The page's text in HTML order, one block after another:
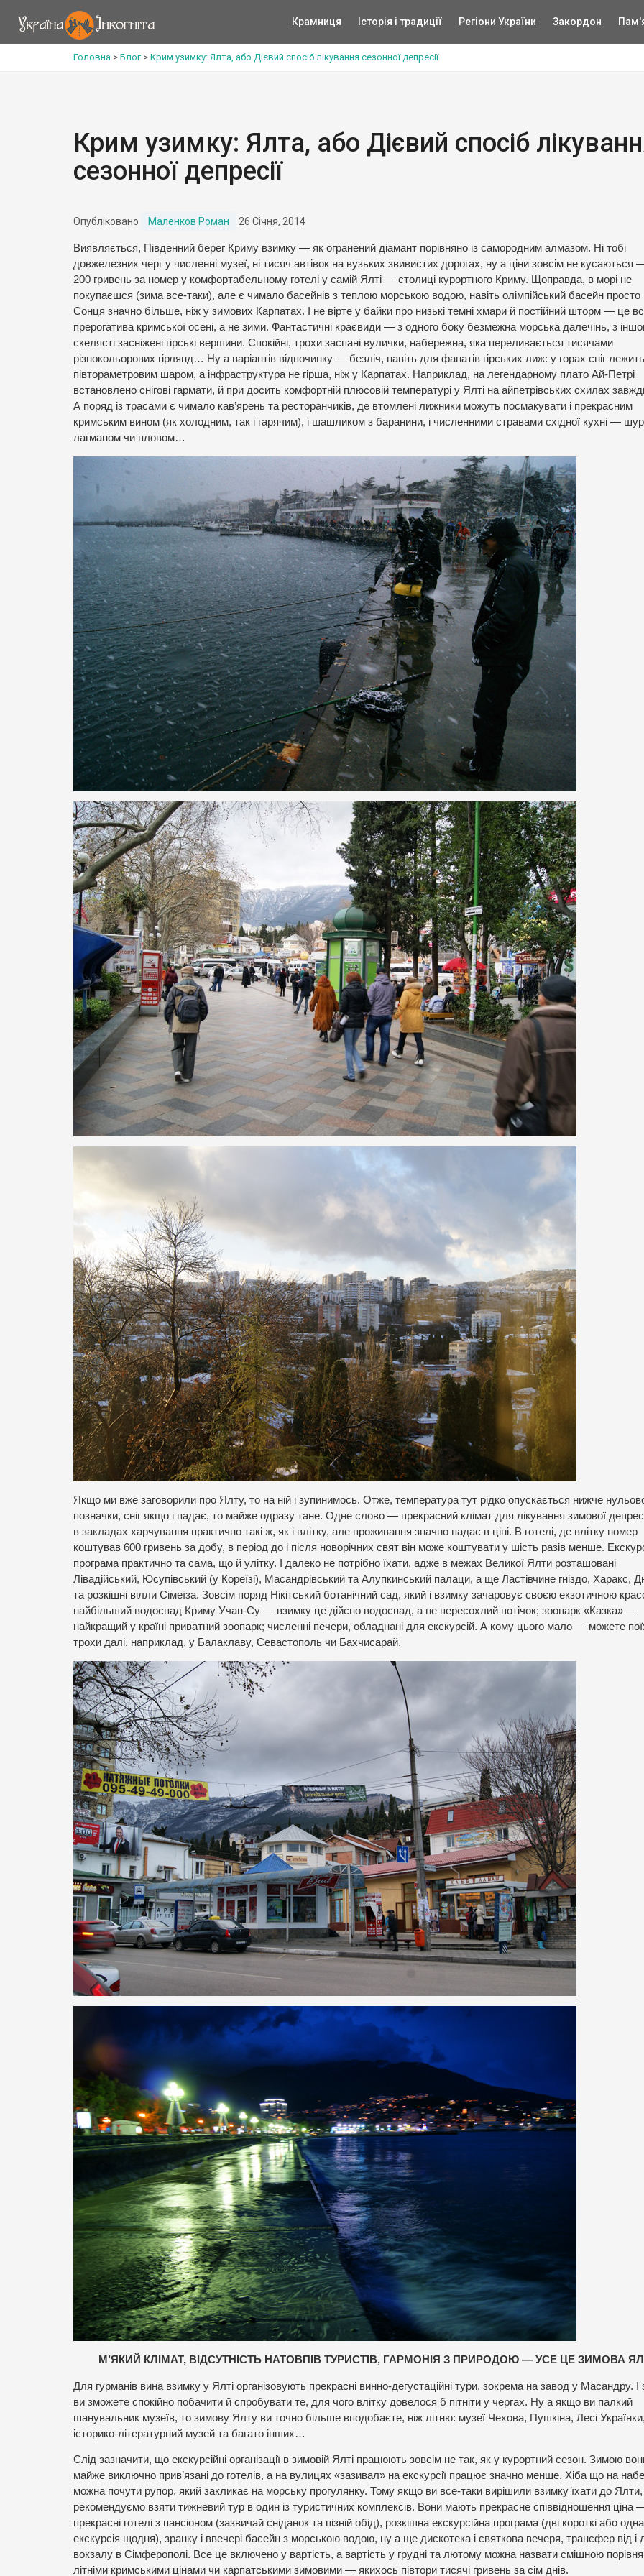
Крамниця Історія і традиції Регіони України Закордон
Головна > Блог> Крим узимку: Ялта, або Дієвий спосіб лікування сезонної депресії
Крим узимку: Ялта, або Дієвий спосіб
сезонної депресії
Опубліковано Маленков Роман 26 Січня, 2014
Виявляється, Південний берег Криму взимку — як огранений діамант порівняно із самородним алмазом. Ні тобі
довжелезних черг у численні музеї, ні тисяч автівок на вузьких звивистих дорогах, ну а ціни зовсім не кусаються
200 гривень за номер у комфортабельному готелі у самій Ялті — столиці курортного Криму. Щоправда, в морі не
покупаєшся (зима все-таки), але є чимало басейнів з теплою морською водою, навіть олімпійський басейн просто
Сонця значно більше, ніж у зимових Карпатах. І не вірте у байки про низькі темні хмари й постійний шторм — це
прерогатива кримської осені, а не зими. Фантастичні краєвиди — з одного боку безмежна морська далечінь, з
скелясті засніжені гірські вершини. Спокійні, трохи заспані вулички, набережна, яка переливається тисячами
різнокольорових гірлянд… Ну а варіантів відпочинку — безліч, навіть для фанатів гірських лиж: у горах сніг лежить
півтораметровим шаром, а інфраструктура не гірша, ніж у Карпатах. Наприклад, на легендарному плато Ай-Петрі
встановлено снігові гармати, й при досить комфортній плюсовій температурі у Ялті на айпетрівських схилах
А поряд із трасами є чимало кав’ярень та ресторанчиків, де втомлені лижники можуть посмакувати і прекрасним
кримським вином (як холодним, так і гарячим), і шашликом з баранини, і численними стравами східної кухні —
лагманом чи пловом…
Якщо ми вже заговорили про Ялту, то на ній і зупинимось. Отже, температура тут рідко опускається нижче
позначки, сніг якщо і падає, то майже одразу тане. Одне слово — прекрасний клімат для лікування зимової
в закладах харчування практично такі ж, як і влітку, але проживання значно падає в ціні. В готелі, де влітку номер
коштував 600 гривень за добу, в період до і після новорічних свят він може коштувати у шість разів менше.
програма практично та сама, що й улітку. І далеко не потрібно їхати, адже в межах Великої Ялти розташовані
Лівадійський, Юсупівський (у Кореїзі), Масандрівський та Алупкинський палаци, а ще Ластівчине гніздо, Харакс,
та розкішні вілли Сімеїза. Зовсім поряд Нікітський ботанічний сад, який і взимку зачаровує своєю екзотичною
найбільший водоспад Криму Учан-Су — взимку це дійсно водоспад, а не пересохлий потічок; зоопарк «Казка» —
найкращий у країні приватний зоопарк; численні печери, обладнані для екскурсій. А кому цього мало — можете
трохи далі, наприклад, у Балаклаву, Севастополь чи Бахчисарай.
М’ЯКИЙ КЛІМАТ, ВІДСУТНІСТЬ НАТОВПІВ ТУРИСТІВ, ГАРМОНІЯ З ПРИРОДОЮ — УСЕ ЦЕ ЗИМОВА
Для гурманів вина взимку у Ялті організовують прекрасні винно-дегустаційні тури, зокрема на завод у Масандру. І
ви зможете спокійно побачити й спробувати те, для чого влітку довелося б пітніти у чергах. Ну а якщо ви палкий
шанувальник музеїв, то зимову Ялту ви точно більше вподобаєте, ніж літню: музеї Чехова, Пушкіна, Лесі Українки,
історико-літературний музей та багато інших…
Слід зазначити, що екскурсійні організації в зимовій Ялті працюють зовсім не так, як у курортний сезон. Зимою
майже виключно прив’язані до готелів, а на вулицях «зазивал» на екскурсії працює значно менше. Хіба що на
можна почути рупор, який закликає на морську прогулянку. Тому якщо ви все-таки вирішили взимку їхати до Ялти,
рекомендуємо взяти тижневий тур в один із туристичних комплексів. Вони мають прекрасне співвідношення ціна
прекрасні готелі з пансіоном (зазвичай сніданок та пізній обід), розкішна екскурсійна програма (дві короткі або
екскурсія щодня), зранку і ввечері басейн з морською водою, ну а ще дискотека і святкова вечеря, трансфер від і
вокзалу в Сімферополі. Все це включено у вартість, а вартість у грудні та лютому можна назвати смішною
літніми кримськими цінами чи карпатськими зимовими — якихось півтори тисячі гривень за сім днів.